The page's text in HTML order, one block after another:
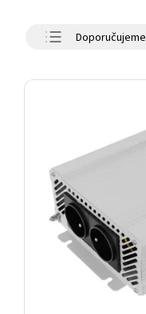
Doporučujeme
Abecedně